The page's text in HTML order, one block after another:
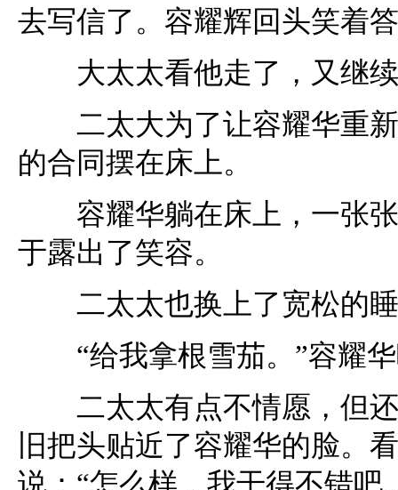
去写信了。容耀辉回头笑着
大太太看他走了，又继续
二太大为了让容耀华重新
的合同摆在床上。
容耀华躺在床上，一张张
于露出了笑容。
二太太也换上了宽松的睡
“给我拿根雪茄。”容耀华
二太太有点不情愿，但还
旧把头贴近了容耀华的脸。